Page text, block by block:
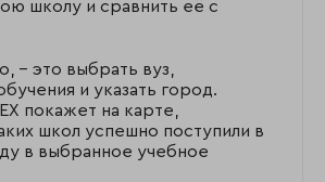
школу и сравнить её с
– это выбрать вуз,
и указать город.
покажет на карте,
школ успешно поступили в
в выбранное учебное